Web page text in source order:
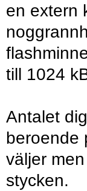
en extern
till 1024
Antalet
beroende
väljer
stycken.